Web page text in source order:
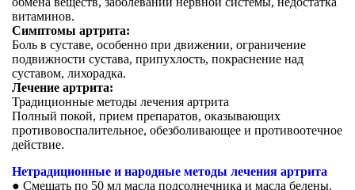
витаминов.
Симптомы артрита:
Боль в суставе, особенно при движении, ограничение
подвижности сустава, припухлость, покраснение над
суставом, лихорадка.
Лечение артрита:
Традиционные методы лечения артрита
Полный покой, прием препаратов, оказывающих
противовоспалительное, обезболивающее и противоотечное
действие.
Нетрадиционные и народные методы лечения артрита
● Смешать по 50 мл масла подсолнечника и масла белены.